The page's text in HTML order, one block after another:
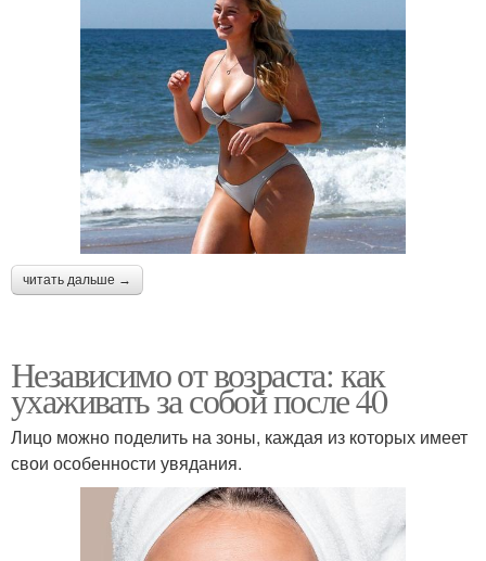
читать дальше →
Независимо от возраста: как
ухаживать за собой после 40
Лицо можно поделить на зоны, каждая из которых имеет
свои особенности увядания.